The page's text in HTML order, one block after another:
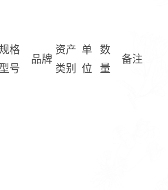
格
型号
品牌
资产
类别
单
位
数
量
备注